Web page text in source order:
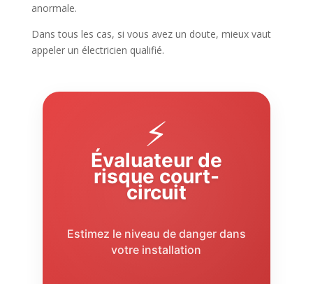
anormale.
Dans tous les cas, si vous avez un doute, mieux vaut
appeler un électricien qualifié.
⚡
Évaluateur de
risque court-
circuit
Estimez le niveau de danger dans
votre installation